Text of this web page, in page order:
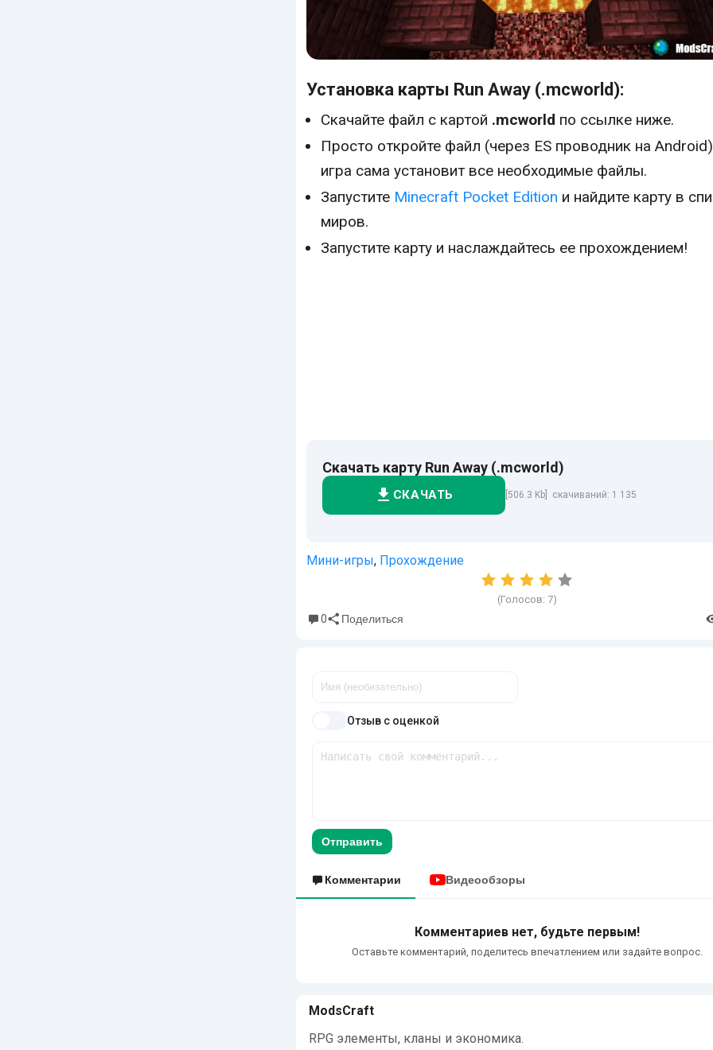
Установка карты Run Away (.mcworld):
Скачайте файл с картой .mcworld по ссылке ниже.
Просто откройте файл (через ES проводник на
игра сама установит все необходимые файлы.
Запустите Minecraft Pocket Edition и найдите карту в
миров.
Запустите карту и наслаждайтесь ее прохождением!
Скачать карту Run Away (.mcworld)
СКАЧАТЬ [506.3 Kb] скачиваний: 1 135
Мини-игры, Прохождение
(Голосов: 7)
0 Поделиться
Отзыв с оценкой
Отправить
Комментарии Видеообзоры
Комментариев нет, будьте первым!
Оставьте комментарий, поделитесь впечатлением или задайте вопрос.
ModsCraft
RPG элементы, кланы и экономика.